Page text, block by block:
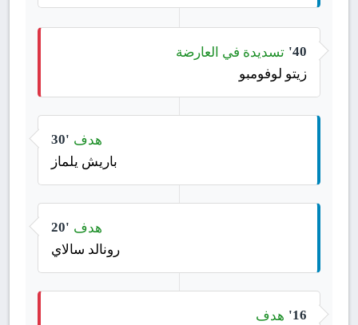
40' تسديدة في العارضة
زيتو لوفومبو
30' هدف
باريش يلماز
20' هدف
رونالد سالاي
16'
هدف